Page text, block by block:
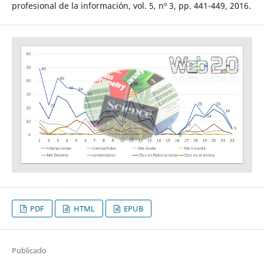
profesional de la información, vol. 5, nº 3, pp. 441-449, 2016.
PDF HTML EPUB
Publicado